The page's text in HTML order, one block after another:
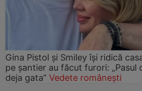
Gina Pistol și Smiley își ridică
pe șantier au făcut furori:
deja gata” Vedete românești